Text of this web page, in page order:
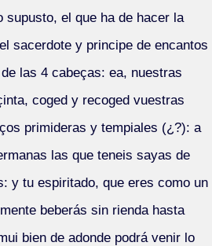
supusto, el que ha de hacer la
sacerdote y principe de encantos
las 4 cabeças: ea, nuestras
coged y recoged vuestras
primideras y tempiales (¿?): a
las que teneis sayas de
y tu espiritado, que eres como un
beberás sin rienda hasta
bien de adonde podrá venir lo